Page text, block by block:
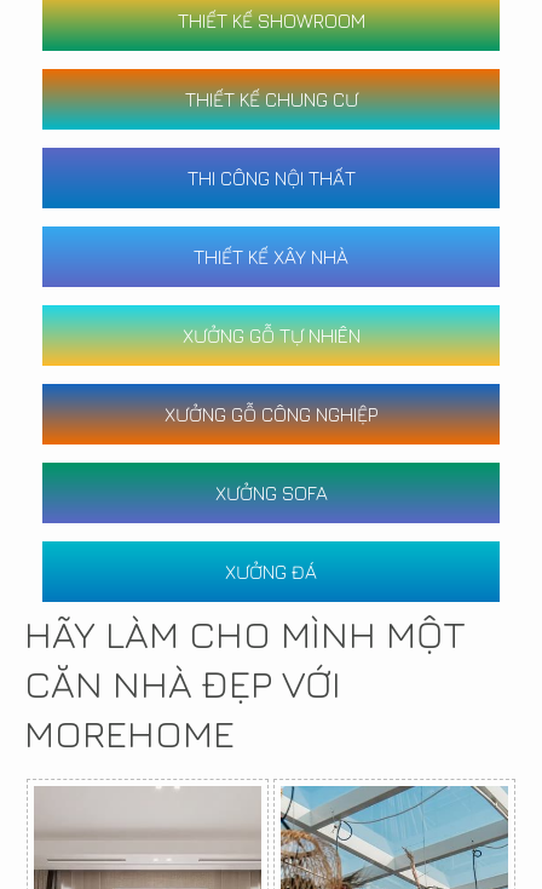
THIẾT KẾ SHOWROOM
THIẾT KẾ CHUNG CƯ
THI CÔNG NỘI THẤT
THIẾT KẾ XÂY NHÀ
XƯỞNG GỖ TỰ NHIÊN
XƯỞNG GỖ CÔNG NGHIỆP
XƯỞNG SOFA
XƯỞNG ĐÁ
HÃY LÀM CHO MÌNH MỘT
CĂN NHÀ ĐẸP VỚI
MOREHOME